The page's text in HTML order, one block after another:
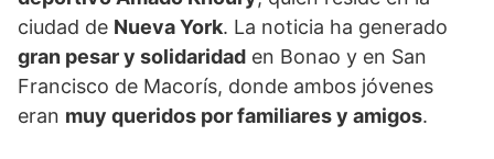
ciudad de Nueva York. La noticia ha generado
gran pesar y solidaridad en Bonao y en San
Francisco de Macorís, donde ambos jóvenes
eran muy queridos por familiares y amigos.